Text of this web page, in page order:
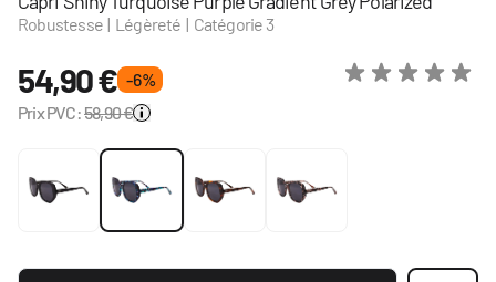
Robustesse | Légèreté | Catégorie 3
54,90 € - 6 %
Prix PVC:58,90 €